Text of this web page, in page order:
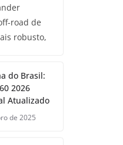
road de
robusto,
do Brasil:
2026
Atualizado
de 2025